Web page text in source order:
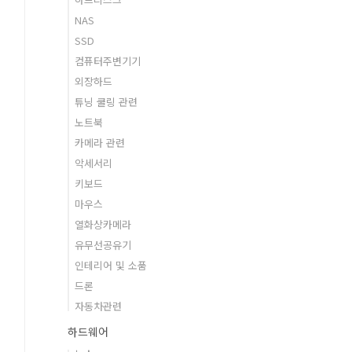
NAS
SSD
컴퓨터주변기기
외장하드
튜닝 쿨링 관련
노트북
카메라 관련
악세서리
키보드
마우스
열화상카메라
유무선공유기
인테리어 및 소품
드론
자동차관련
하드웨어